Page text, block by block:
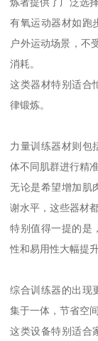
炼者提供了广泛选择
有氧运动器材如跑
户外运动场景，不
消耗。
这类器材特别适合
律锻炼。
力量训练器材则包
体不同肌群进行精准
无论是希望增加肌
谢水平，这些器材
特别值得一提的是
性和易用性大幅提
综合训练器的出现
集于一体，节省空
这类设备特别适合